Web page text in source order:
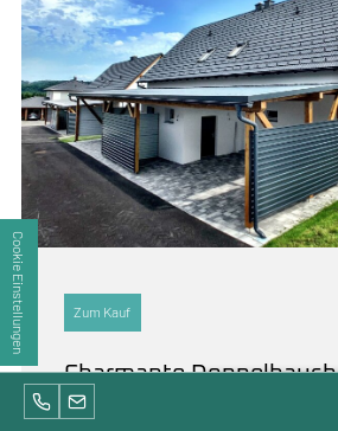
Zum Kauf
Charmante
hochwertiger
+43 3512 44159
Cookie Einstellungen